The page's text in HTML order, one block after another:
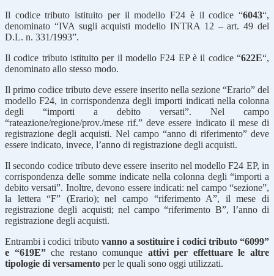
Il codice tributo istituito per il modello F24 è il codice “6043“,
denominato “IVA sugli acquisti modello INTRA 12 – art. 49 del
D.L. n. 331/1993”.
Il codice tributo istituito per il modello F24 EP è il codice “622E“,
denominato allo stesso modo.
Il primo codice tributo deve essere inserito nella sezione “Erario” del
modello F24, in corrispondenza degli importi indicati nella colonna
degli “importi a debito versati”. Nel campo
“rateazione/regione/prov./mese rif.” deve essere indicato il mese di
registrazione degli acquisti. Nel campo “anno di riferimento” deve
essere indicato, invece, l’anno di registrazione degli acquisti.
Il secondo codice tributo deve essere inserito nel modello F24 EP, in
corrispondenza delle somme indicate nella colonna degli “importi a
debito versati”. Inoltre, devono essere indicati: nel campo “sezione”,
la lettera “F” (Erario); nel campo “riferimento A”, il mese di
registrazione degli acquisti; nel campo “riferimento B”, l’anno di
registrazione degli acquisti.
Entrambi i codici tributovanno a sostituire i codici tributo “6099”
e “619E”che restano comunque attivi per effettuare le altre
tipologie di versamento per le quali sono oggi utilizzati.